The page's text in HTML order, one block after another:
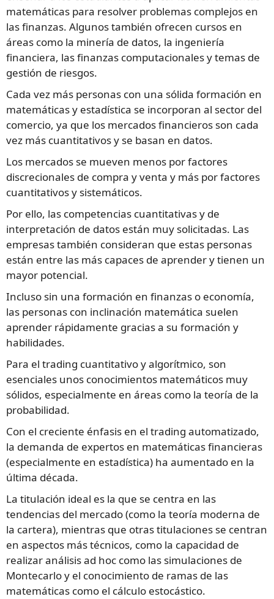
matemáticas para resolver problemas complejos en
las finanzas. Algunos también ofrecen cursos en
áreas como la minería de datos, la ingeniería
financiera, las finanzas computacionales y temas de
gestión de riesgos.
Cada vez más personas con una sólida formación en
matemáticas y estadística se incorporan al sector del
comercio, ya que los mercados financieros son cada
vez más cuantitativos y se basan en datos.
Los mercados se mueven menos por factores
discrecionales de compra y venta y más por factores
cuantitativos y sistemáticos.
Por ello, las competencias cuantitativas y de
interpretación de datos están muy solicitadas. Las
empresas también consideran que estas personas
están entre las más capaces de aprender y tienen un
mayor potencial.
Incluso sin una formación en finanzas o economía,
las personas con inclinación matemática suelen
aprender rápidamente gracias a su formación y
habilidades.
Para el trading cuantitativo y algorítmico, son
esenciales unos conocimientos matemáticos muy
sólidos, especialmente en áreas como la teoría de la
probabilidad.
Con el creciente énfasis en el trading automatizado,
la demanda de expertos en matemáticas financieras
(especialmente en estadística) ha aumentado en la
última década.
La titulación ideal es la que se centra en las
tendencias del mercado (como la teoría moderna de
la cartera), mientras que otras titulaciones se centran
en aspectos más técnicos, como la capacidad de
realizar análisis ad hoc como las simulaciones de
Montecarlo y el conocimiento de ramas de las
matemáticas como el cálculo estocástico.